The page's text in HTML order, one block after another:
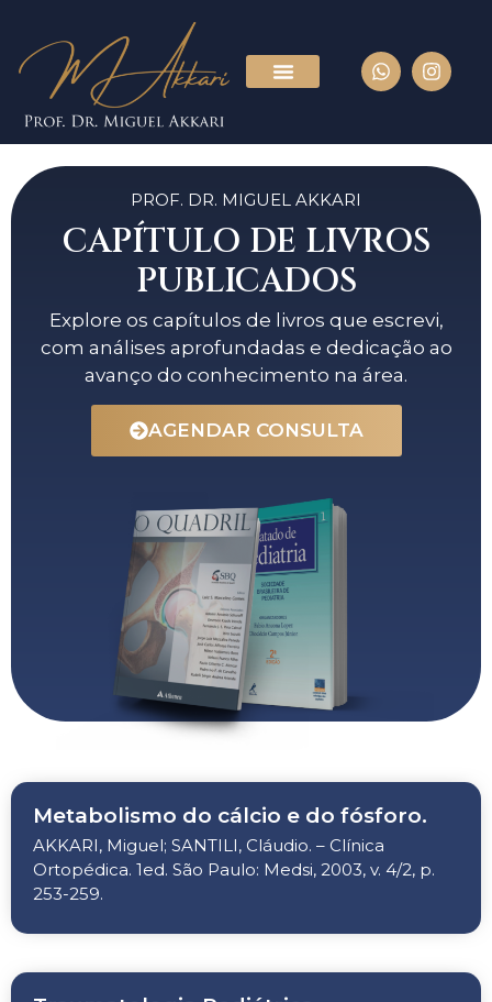
PROF. DR. MIGUEL AKKARI
CAPÍTULO DE LIVROS
PUBLICADOS
Explore os capítulos de livros que escrevi,
com análises aprofundadas e dedicação ao
avanço do conhecimento na área.
AGENDAR CONSULTA
Metabolismo do cálcio e do fósforo.
AKKARI, Miguel; SANTILI, Cláudio. – Clínica
Ortopédica. 1ed. São Paulo: Medsi, 2003, v. 4/2, p.
253-259.